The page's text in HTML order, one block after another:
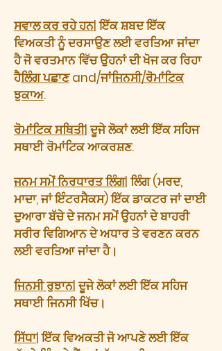
ਸਵਾਲ ਕਰ ਰਹੇ ਹਨ| ਇੱਕ ਸ਼ਬਦ ਇੱਕ
ਵਿਅਕਤੀ ਨੂੰ ਦਰਸਾਉਣ ਲਈ ਵਰਤਿਆ ਜਾਂਦਾ
ਹੈ ਜੋ ਵਰਤਮਾਨ ਵਿੱਚ ਉਹਨਾਂ ਦੀ ਖੋਜ ਕਰ ਰਿਹਾ
ਹੈਲਿੰਗ ਪਛਾਣand/ਜਾਂਜਿਨਸੀ/ਰੋਮਾਂਟਿਕ
ਝੁਕਾਅ.
ਰੋਮਾਂਟਿਕ ਸਥਿਤੀ| ਦੂਜੇ ਲੋਕਾਂ ਲਈ ਇੱਕ ਸਹਿਜ
ਸਥਾਈ ਰੋਮਾਂਟਿਕ ਆਕਰਸ਼ਣ.
ਜਨਮ ਸਮੇਂ ਨਿਰਧਾਰਤ ਲਿੰਗ| ਲਿੰਗ (ਮਰਦ,
ਮਾਦਾ, ਜਾਂ ਇੰਟਰਸੈਕਸ) ਇੱਕ ਡਾਕਟਰ ਜਾਂ ਦਾਈ
ਦੁਆਰਾ ਬੱਚੇ ਦੇ ਜਨਮ ਸਮੇਂ ਉਹਨਾਂ ਦੇ ਬਾਹਰੀ
ਸਰੀਰ ਵਿਗਿਆਨ ਦੇ ਅਧਾਰ ਤੇ ਵਰਣਨ ਕਰਨ
ਲਈ ਵਰਤਿਆ ਜਾਂਦਾ ਹੈ।
ਜਿਨਸੀ ਰੁਝਾਨ| ਦੂਜੇ ਲੋਕਾਂ ਲਈ ਇੱਕ ਸਹਿਜ
ਸਥਾਈ ਜਿਨਸੀ ਖਿੱਚ।
ਸਿੱਧਾ| ਇੱਕ ਵਿਅਕਤੀ ਜੋ ਆਪਣੇ ਲਈ ਇੱਕ